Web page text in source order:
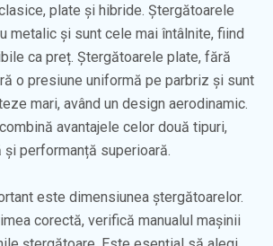
plate și hibride. Ștergătoarele
metalic și sunt cele mai întâlnite, fiind
ca preț. Ștergătoarele plate, fără
o presiune uniformă pe parbriz și sunt
mari, având un design aerodinamic.
avantajele celor două tipuri,
performanță superioară.
este dimensiunea ștergătoarelor.
corectă, verifică manualul mașinii